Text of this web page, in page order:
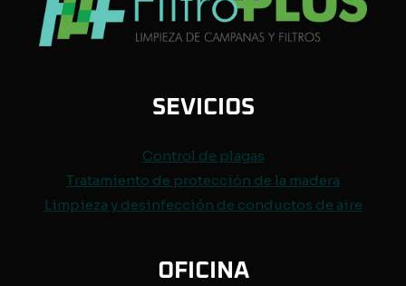
SEVICIOS
Control de plagas
Tratamiento de protección de la madera
Limpieza y desinfección de conductos de aire
OFICINA